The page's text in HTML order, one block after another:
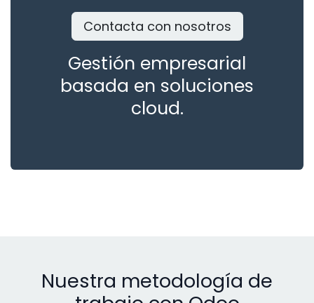
Contacta con nosotros
Gestión empresarial
basada en soluciones
cloud.
Nuestra metodología de